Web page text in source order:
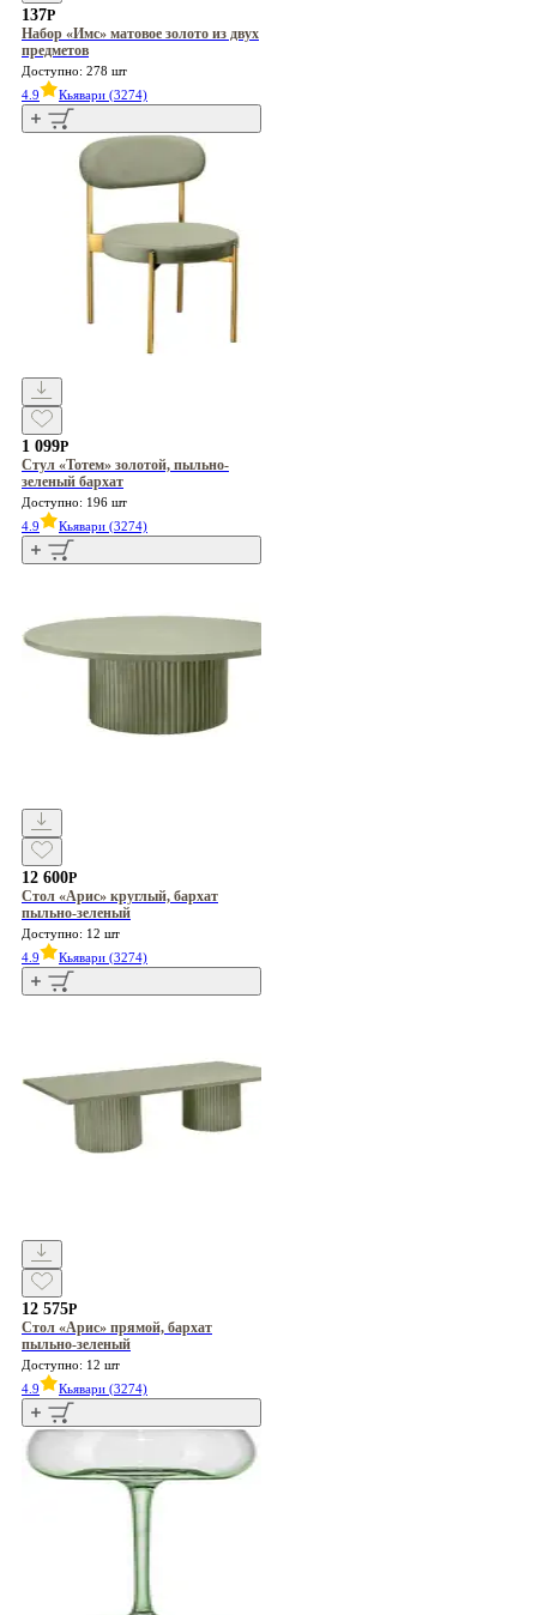
137Р
Набор «Имс» матовое золото из двух
предметов
Доступно: 278 шт
4.9
Кьявари (3274)
1 099Р
Стул «Тотем» золотой, пыльно-
зеленый бархат
Доступно: 196 шт
4.9
Кьявари (3274)
12 600Р
Стол «Арис» круглый, бархат
пыльно-зеленый
Доступно: 12 шт
4.9
Кьявари (3274)
12 575Р
Стол «Арис» прямой, бархат
пыльно-зеленый
Доступно: 12 шт
4.9
Кьявари (3274)